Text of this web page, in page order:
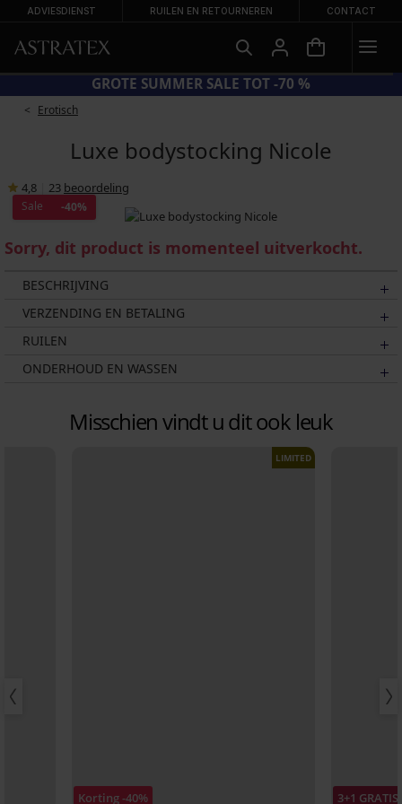
ADVIESDIENST RUILEN EN RETOURNEREN CONTACT
GROTE SUMMER SALE
Erotisch
Luxe bodystocking Nicole
4,8 23 beoordeling
Sale -40%
Sorry, dit product is momenteel uitverkocht.
BESCHRIJVING
VERZENDING EN BETALING
RUILEN
ONDERHOUD EN WASSEN
Misschien vindt u dit ook leuk
Korting -40%
LIMITED
3+1 GRATIS